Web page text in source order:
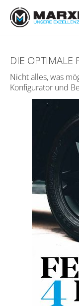
main
DIE OPTIMALE
Nicht alles, was
Konfigurator und